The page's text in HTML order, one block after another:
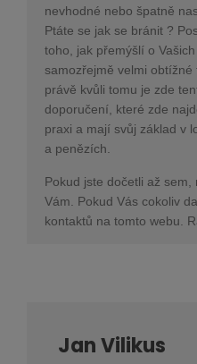
nevhodné nebo špatně
Ptáte se jak se bránit ?
toho, jak přemýšlí o
samozřejmě velmi obtížné
právě kvůli tomu je zde
doporučení, které zde
praxi a mají svůj základ v
a penězích.
Pokud jste dočetli až
Vám. Pokud Vás cokoliv
kontaktů na tomto webu.
Jan Vilikus